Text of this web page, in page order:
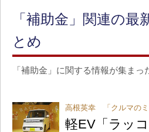
「補助金」関連の
とめ
「補助金」に関する情報が集まっ
高根英幸 「クルマのミ
軽EV「ラッ